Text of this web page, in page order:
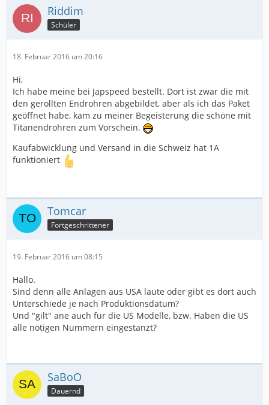
Riddim
Schüler
18. Februar 2016 um 20:16
Hi,
Ich habe meine bei Japspeed bestellt. Dort ist zwar die mit
den gerollten Endrohren abgebildet, aber als ich das Paket
geöffnet habe, kam zu meiner Begeisterung die schöne mit
Titanendrohren zum Vorschein.
Kaufabwicklung und Versand in die Schweiz hat 1A
funktioniert
Tomcar
Fortgeschrittener
19. Februar 2016 um 08:15
Hallo.
Sind denn alle Anlagen aus USA laute oder gibt es dort auch
Unterschiede je nach Produktionsdatum?
Und "gilt" ane auch für die US Modelle, bzw. Haben die US
alle nötigen Nummern eingestanzt?
SaBoO
Dauernd